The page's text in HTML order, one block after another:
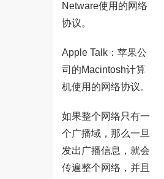
Netware使用的网络
协议。
Apple Talk：苹果公
司的Macintosh计算
机使用的网络协议。
如果整个网络只有一
个广播域，那么一旦
发出广播信息，就会
传遍整个网络，并且